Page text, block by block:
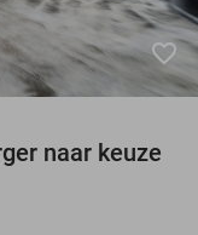
favorite_border
naar keuze